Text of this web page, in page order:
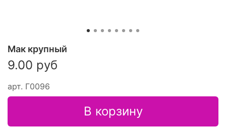
арт. Г0096
Мак крупный
9.00 руб
В корзину